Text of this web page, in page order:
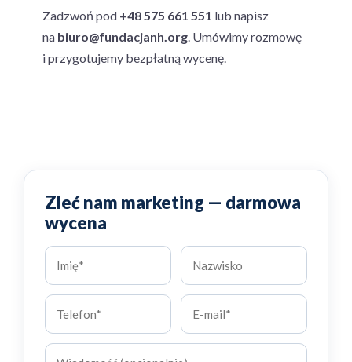
Zadzwoń pod +48 575 661 551 lub napisz
na biuro@fundacjanh.org. Umówimy rozmowę
i przygotujemy bezpłatną wycenę.
Zleć nam marketing — darmowa
wycena